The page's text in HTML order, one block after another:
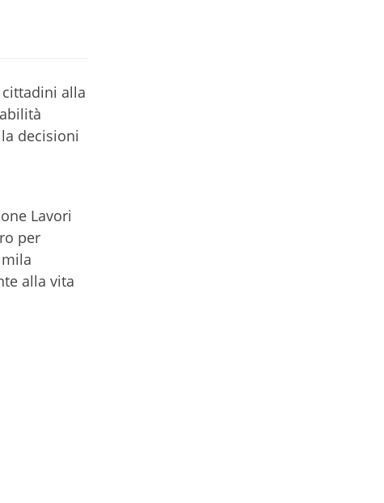
alla
decisioni
Lavori
per
alla vita